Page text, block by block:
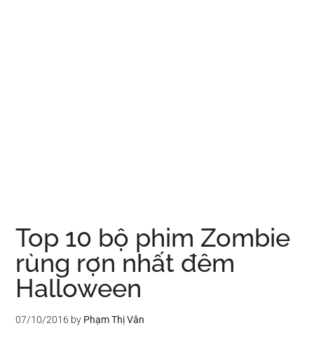
Top 10 bộ phim Zombie
rùng rợn nhất đêm
Halloween
07/10/2016 by Phạm Thị Vân